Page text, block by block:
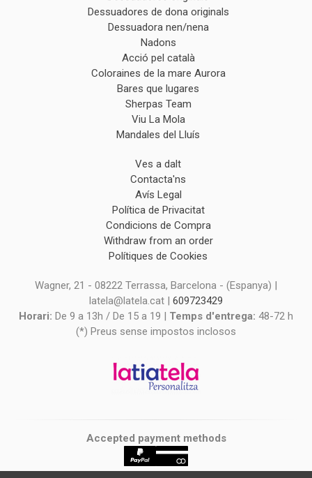
Dessuadores de dona originals
Dessuadora nen/nena
Nadons
Acció pel català
Coloraines de la mare Aurora
Bares que lugares
Sherpas Team
Viu La Mola
Mandales del Lluís
Ves a dalt
Contacta'ns
Avís Legal
Política de Privacitat
Condicions de Compra
Withdraw from an order
Polítiques de Cookies
Wagner, 21 - 08222 Terrassa, Barcelona - (Espanya) |
latela@latela.cat | 609723429
Horari: De 9 a 13h / De 15 a 19 | Temps d'entrega: 48-72 h
(*) Preus sense impostos inclosos
Accepted payment methods